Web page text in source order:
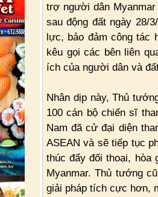
trợ người dân
sau động đất ngày 28/
lực, bảo đảm công tác
kêu gọi các bên liên
ích của người dân và
Nhân dịp này, Thủ
100 cán bộ chiến sĩ
Nam đã cử đại diện
ASEAN và sẽ tiếp tục
thúc đẩy đối thoại, hòa
Myanmar. Thủ tướng
giải pháp tích cực hơn,